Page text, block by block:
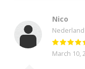
Nico
Nederland
March 10,